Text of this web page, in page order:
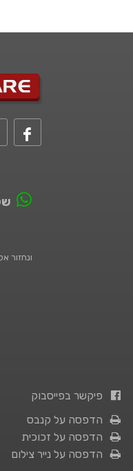
ונחזור
פיקשר בפייסבוק
הדפסה על קנבס
הדפסה על זכוכית
הדפסה על נייר צילום